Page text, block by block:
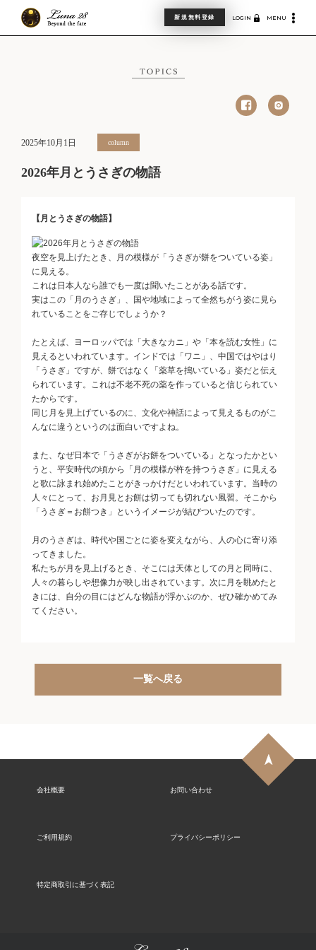
新規無料登録 LOGIN MENU
2025年10月1日 column
2026年月とうさぎの物語
【月とうさぎの物語】
夜空を見上げたとき、月の模様が「うさぎが餅をついている姿」
に見える。
これは日本人なら誰でも一度は聞いたことがある話です。
実はこの「月のうさぎ」、国や地域によって全然ちがう姿に見ら
れていることをご存じでしょうか？
たとえば、ヨーロッパでは「大きなカニ」や「本を読む女性」に
見えるといわれています。インドでは「ワニ」、中国ではやはり
「うさぎ」ですが、餅ではなく「薬草を搗いている」姿だと伝え
られています。これは不老不死の薬を作っていると信じられてい
たからです。
同じ月を見上げているのに、文化や神話によって見えるものがこ
んなに違うというのは面白いですよね。
また、なぜ日本で「うさぎがお餅をついている」となったかとい
うと、平安時代の頃から「月の模様が杵を持つうさぎ」に見える
と歌に詠まれ始めたことがきっかけだといわれています。当時の
人々にとって、お月見とお餅は切っても切れない風習。そこから
「うさぎ＝お餅つき」というイメージが結びついたのです。
月のうさぎは、時代や国ごとに姿を変えながら、人の心に寄り添
ってきました。
私たちが月を見上げるとき、そこには天体としての月と同時に、
人々の暮らしや想像力が映し出されています。次に月を眺めたと
きには、自分の目にはどんな物語が浮かぶのか、ぜひ確かめてみ
てください。
一覧へ戻る
会社概要 お問い合わせ
ご利用規約 プライバシーポリシー
特定商取引に基づく表記